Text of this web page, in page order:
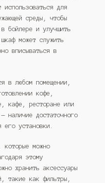
для
среды, чтобы
бойлере и улучшить
может служить
вписываться в
в любом помещении,
кофе,
кафе, ресторане или
наличие достаточного
его установки.
которые можно
этому
хранить аксессуары
такие как фильтры,